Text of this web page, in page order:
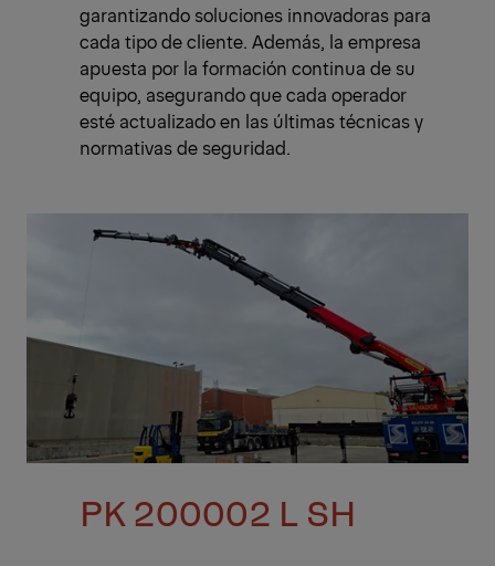
garantizando soluciones innovadoras para
cada tipo de cliente. Además, la empresa
apuesta por la formación continua de su
equipo, asegurando que cada operador
esté actualizado en las últimas técnicas y
normativas de seguridad.
PK 200002 L SH